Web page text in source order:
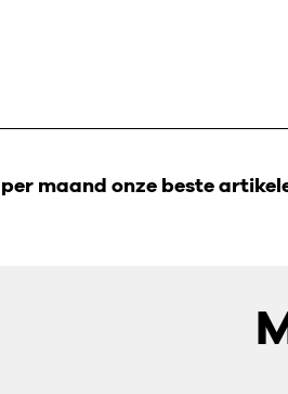
maand onze beste